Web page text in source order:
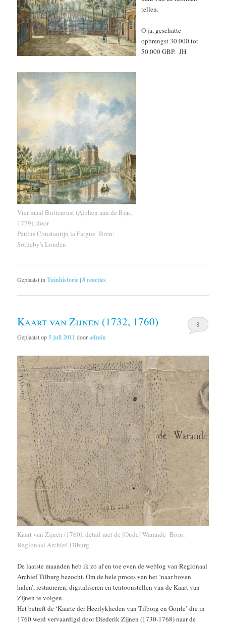
Vier maal Brittenrust (Alphen aan de Rijn,
1779), door
Paulus Constantijn la Fargue Bron:
Sotheby's Londen
tellen.
O ja, geschatte
opbrengst 30.000 tot
50.000 GBP. JH
Geplaatst in Tuinhistorie|8reacties
Kaart van Zijnen (1732, 1760)
Geplaatst op5 juli 2011 dooradmin
8
Kaart van Zijnen (1760), detail met de [Oude] Warande Bron:
Regionaal Archief Tilburg
De laatste maanden heb ik zo af en toe even de weblog van Regionaal
Archief Tilburg bezocht. Om de hele proces van het ‘naar boven
halen’, restaureren, digitaliseren en tentoonstellen van de Kaart van
Zijnen te volgen.
Het betreft de ‘Kaarte der Heerlykheden van Tilborg en Goirle’ die in
1760 werd vervaardigd door Diederik Zijnen (1730-1768) naar de